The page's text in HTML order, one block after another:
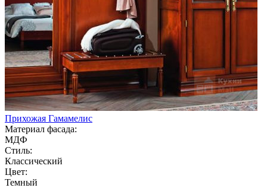
Прихожая Гамамелис
Материал фасада:
МДФ
Стиль:
Классический
Цвет:
Темный